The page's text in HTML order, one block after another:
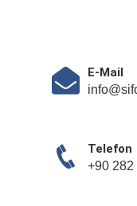
E-Mail
Telefon
+90 282